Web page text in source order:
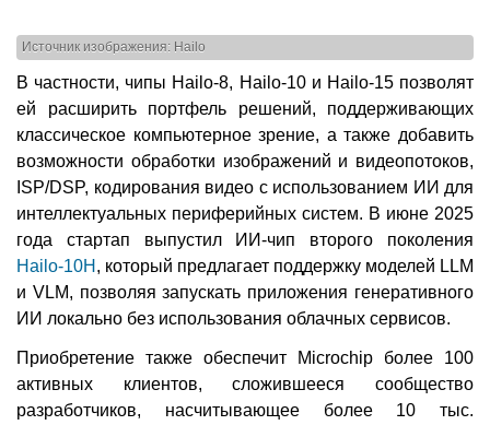
Источник изображения: Hailo
В частности, чипы Hailo-8, Hailo-10 и Hailo-15 позволят
ей расширить портфель решений, поддерживающих
классическое компьютерное зрение, а также добавить
возможности обработки изображений и видеопотоков,
ISP/DSP, кодирования видео с использованием ИИ для
интеллектуальных периферийных систем. В июне 2025
года стартап выпустил ИИ-чип второго поколения
Hailo-10H , который предлагает поддержку моделей LLM
и VLM, позволяя запускать приложения генеративного
ИИ локально без использования облачных сервисов.
Приобретение также обеспечит Microchip более 100
активных клиентов, сложившееся сообщество
разработчиков, насчитывающее более 10 тыс.